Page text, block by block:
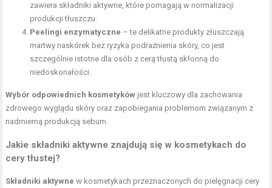
zawiera składniki aktywne, które pomagają w normalizacji
produkcji tłuszczu.
Peelingi enzymatyczne – te delikatne produkty złuszczają
martwy naskórek bez ryzyka podrażnienia skóry, co jest
szczególnie istotne dla osób z cerą tłustą skłonną do
niedoskonałości.
Wybór odpowiednich kosmetyków jest kluczowy dla zachowania
zdrowego wyglądu skóry oraz zapobiegania problemom związanym z
nadmierną produkcją sebum.
Jakie składniki aktywne znajdują się w kosmetykach do
cery tłustej?
Składniki aktywne w kosmetykach przeznaczonych do pielęgnacji cery